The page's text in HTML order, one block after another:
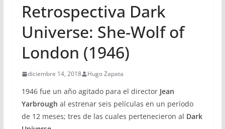
Retrospectiva Dark
Universe: She-Wolf of
London (1946)
diciembre 14, 2018 Hugo Zapata
1946 fue un año agitado para el director Jean
Yarbrough al estrenar seis películas en un período
de 12 meses; tres de las cuales pertenecieron al Dark